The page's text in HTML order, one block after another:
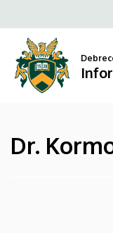
Kormos
János
Kar
a
tartalomra
Dr.